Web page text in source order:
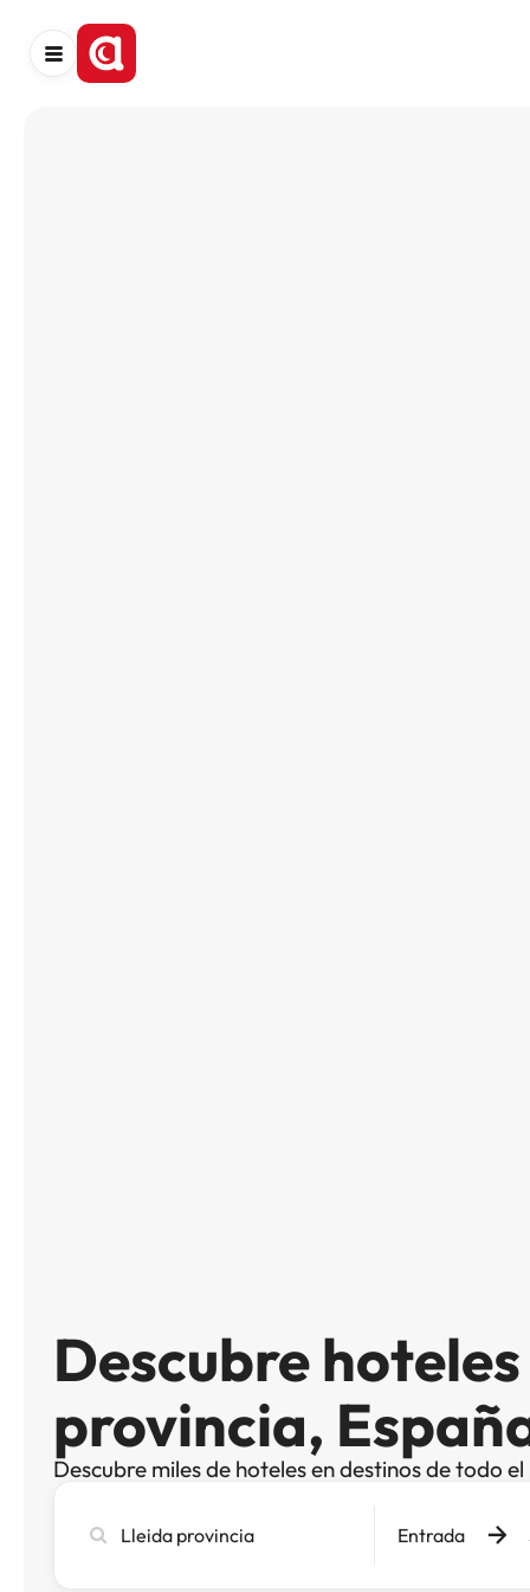
Descubre
provincia,
Descubre miles de hoteles en destinos de todo
ciudad,
Entrada